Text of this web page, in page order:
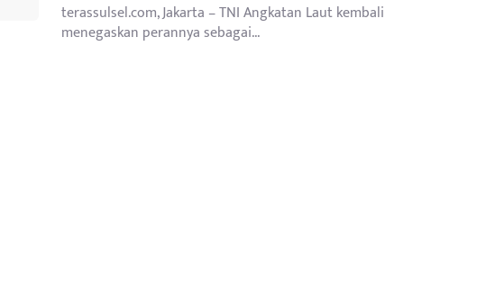
terassulsel.com, Jakarta – TNI Angkatan Laut kembali
menegaskan perannya sebagai...